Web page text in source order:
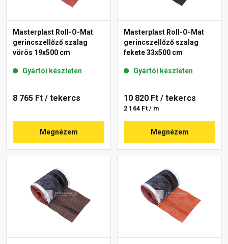
Masterplast Roll-O-Mat
gerincszellőző szalag
vörös 19x500 cm
Gyártói készleten
8 765 Ft / tekercs
Megnézem
Masterplast Roll-O-Mat
gerincszellőző szalag
fekete 33x500 cm
Gyártói készleten
10 820 Ft / tekercs
2 164 Ft / m
Megnézem